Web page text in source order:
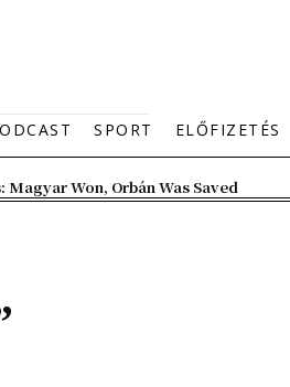
SPORT ELŐFIZETÉS
Magyar Won, Orbán Was Saved